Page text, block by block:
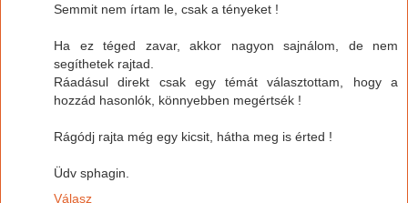
Semmit nem írtam le, csak a tényeket !
Ha ez téged zavar, akkor nagyon sajnálom, de nem
segíthetek rajtad.
Ráadásul direkt csak egy témát választottam, hogy a
hozzád hasonlók, könnyebben megértsék !
Rágódj rajta még egy kicsit, hátha meg is érted !
Üdv sphagin.
Válasz